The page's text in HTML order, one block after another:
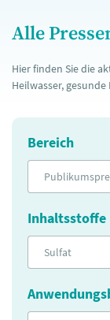
Alle
Hier finden Sie die
Heilwasser,
Bereich
Inhaltsstoffe
Sulfat